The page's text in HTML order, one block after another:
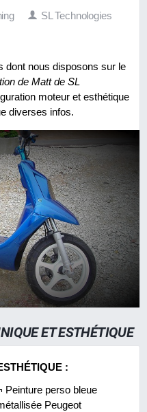
SL Technologies
dont nous disposons sur le
de Matt de SL
moteur et esthétique
diverses infos.
ET ESTHÉTIQUE
:
Peinture perso bleue
Peugeot